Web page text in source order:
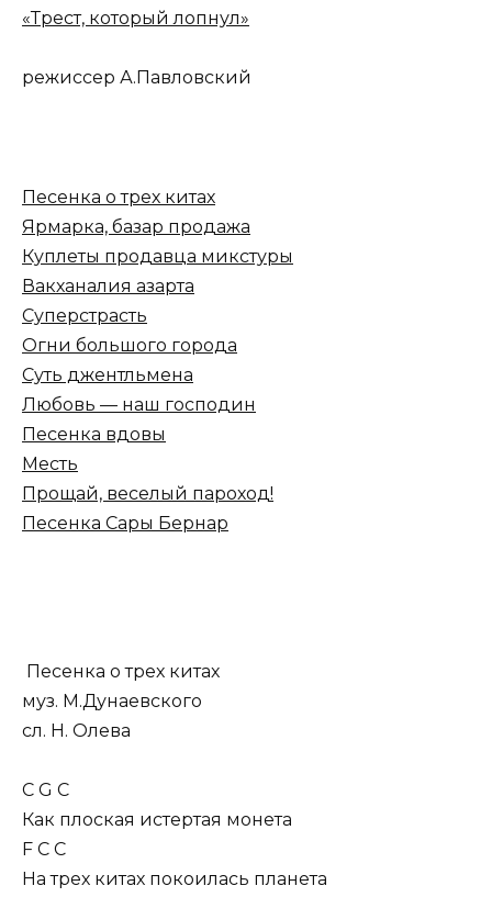
«Трест, который лопнул»
режиссер А.Павловский
Песенка о трех китах
Ярмарка, базар продажа
Куплеты продавца микстуры
Вакханалия азарта
Суперстрасть
Огни большого города
Суть джентльмена
Любовь — наш господин
Песенка вдовы
Месть
Прощай, веселый пароход!
Песенка Сары Бернар
Песенка о трех китах
муз. М.Дунаевского
сл. Н. Олева
C G C
Как плоская истертая монета
F C C
На трех китах покоилась планета